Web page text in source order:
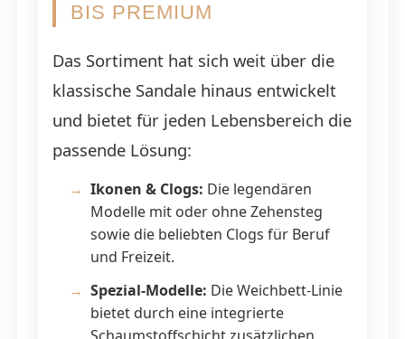
BIS PREMIUM
Das Sortiment hat sich weit über die
klassische Sandale hinaus entwickelt
und bietet für jeden Lebensbereich die
passende Lösung:
Ikonen & Clogs: Die legendären
Modelle mit oder ohne Zehensteg
sowie die beliebten Clogs für Beruf
und Freizeit.
Spezial-Modelle: Die Weichbett-Linie
bietet durch eine integrierte